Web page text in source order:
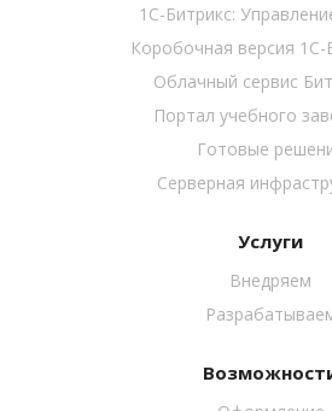
1С-Битрикс:
Коробочная версия 1C-
Облачный сервис
Портал учебного
Готовые
Серверная
Услуги
Внедряем